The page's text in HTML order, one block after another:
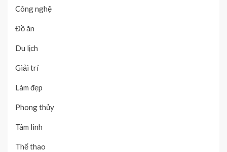
Công nghệ
Đồ ăn
Du lịch
Giải trí
Làm đẹp
Phong thủy
Tâm linh
Thể thao